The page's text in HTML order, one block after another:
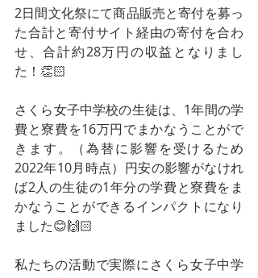
2日間文化祭にて商品販売と寄付を募っ
た合計と寄付サイト経由の寄付を合わ
せ、合計約28万円の収益となりまし
た！👏🏻
さくら女子中学校の生徒は、1年間の学
費と寮費を16万円でまかなうことがで
きます。（為替に影響を受けるため
2022年10月時点）円安の影響がなけれ
ば2人の生徒の1年分の学費と寮費をま
かなうことができるインパクトになり
ました😊🙌🏻
私たちの活動で実際にさくら女子中学